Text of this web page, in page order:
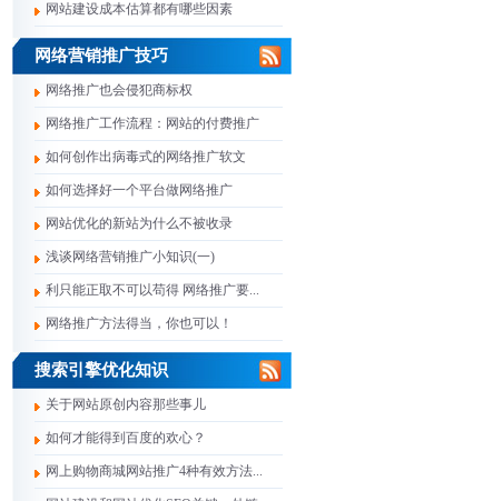
网站建设成本估算都有哪些因素
网络营销推广技巧
网络推广也会侵犯商标权
网络推广工作流程：网站的付费推广
如何创作出病毒式的网络推广软文
如何选择好一个平台做网络推广
网站优化的新站为什么不被收录
浅谈网络营销推广小知识(一)
利只能正取不可以苟得 网络推广要...
网络推广方法得当，你也可以！
搜索引擎优化知识
关于网站原创内容那些事儿
如何才能得到百度的欢心？
网上购物商城网站推广4种有效方法...